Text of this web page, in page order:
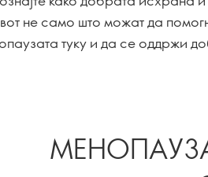
не само што можат да
туку и да се оддржи